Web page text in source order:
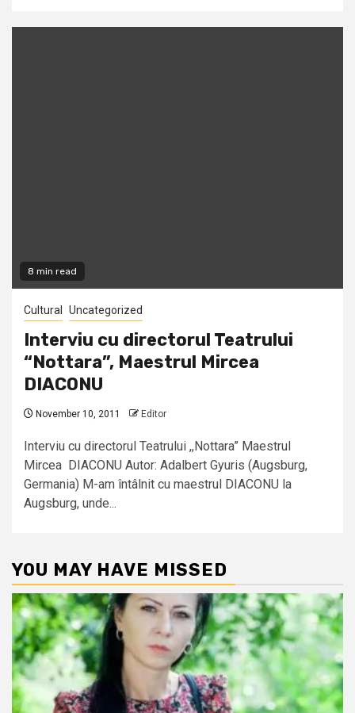
8 min read
Cultural Uncategorized
Interviu cu directorul Teatrului
“Nottara”, Maestrul Mircea
DIACONU
November 10, 2011 Editor
Interviu cu directorul Teatrului ,,Nottara” Maestrul
Mircea DIACONU Autor: Adalbert Gyuris (Augsburg,
Germania) M-am întâlnit cu maestrul DIACONU la
Augsburg, unde...
YOU MAY HAVE MISSED